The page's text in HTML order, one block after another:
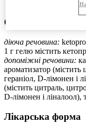
провадження
Склад:
діюча речовина:
1 г гелю містить
допоміжні речовини:
ароматизатор
гераніол, D-лімонен і
(містить цитраль,
D-лімонен і
Лікарська форма